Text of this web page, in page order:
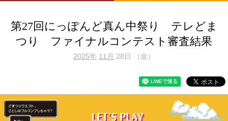
第27回にっぽんど真ん中祭り テレどま
つり ファイナルコンテスト審査結果
2025年 11月 28日 （金）